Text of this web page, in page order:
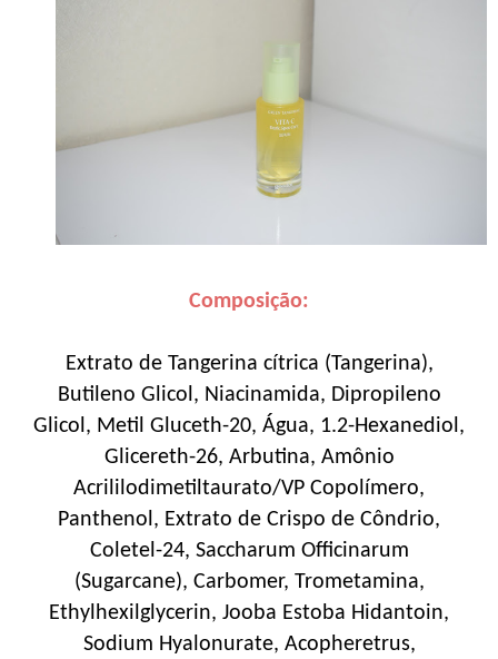
Composição:
Extrato de Tangerina cítrica (Tangerina),
Butileno Glicol, Niacinamida, Dipropileno
Glicol, Metil Gluceth-20, Água, 1.2-Hexanediol,
Glicereth-26, Arbutina, Amônio
Acrililodimetiltaurato/VP Copolímero,
Panthenol, Extrato de Crispo de Côndrio,
Coletel-24, Saccharum Officinarum
(Sugarcane), Carbomer, Trometamina,
Ethylhexilglycerin, Jooba Estoba Hidantoin,
Sodium Hyalonurate, Acopheretrus,